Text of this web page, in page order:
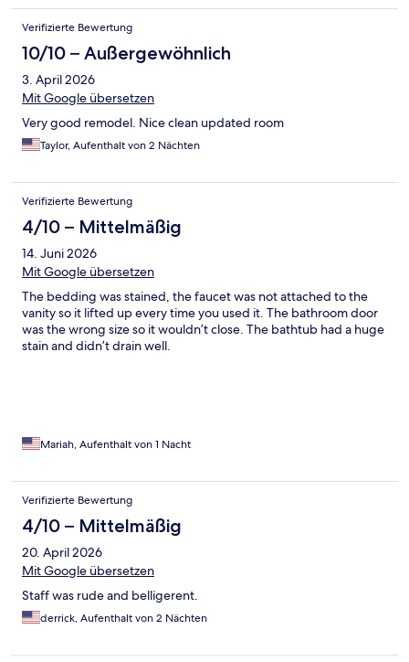
Verifizierte Bewertung
10/10 – Außergewöhnlich
3. April 2026
Mit Google übersetzen
Very good remodel. Nice clean updated room
Taylor, Aufenthalt von 2 Nächten
Verifizierte Bewertung
4/10 – Mittelmäßig
14. Juni 2026
Mit Google übersetzen
The bedding was stained, the faucet was not attached to the
vanity so it lifted up every time you used it. The bathroom door
was the wrong size so it wouldn’t close. The bathtub had a huge
stain and didn’t drain well.
Mariah, Aufenthalt von 1 Nacht
Verifizierte Bewertung
4/10 – Mittelmäßig
20. April 2026
Mit Google übersetzen
Staff was rude and belligerent.
derrick, Aufenthalt von 2 Nächten